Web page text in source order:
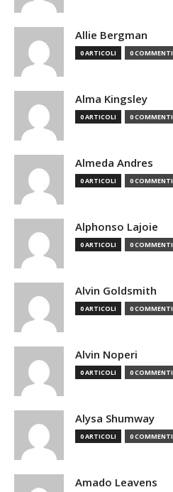
Allie Bergman
0 ARTICOLI 0 COMMENTI
Alma Kingsley
0 ARTICOLI 0 COMMENTI
Almeda Andres
0 ARTICOLI 0 COMMENTI
Alphonso Lajoie
0 ARTICOLI 0 COMMENTI
Alvin Goldsmith
0 ARTICOLI 0 COMMENTI
Alvin Noperi
0 ARTICOLI 0 COMMENTI
Alysa Shumway
0 ARTICOLI 0 COMMENTI
Amado Leavens